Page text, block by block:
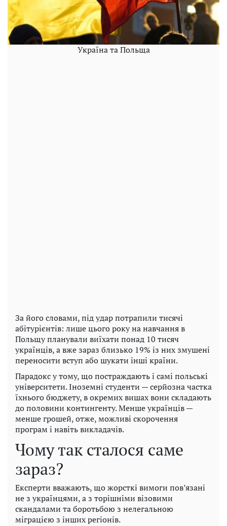
Україна та Польща
За його словами, під удар потрапили тисячі
абітурієнтів: лише цього року на навчання в
Польщу планували виїхати понад 10 тисяч
українців, а вже зараз близько 19% із них змушені
переносити вступ або шукати інші країни.
Парадокс у тому, що постраждають і самі польські
університети. Іноземні студенти — серйозна частка
їхнього бюджету, в окремих вишах вони складають
до половини контингенту. Менше українців —
менше грошей, отже, можливі скорочення
програм і навіть викладачів.
Чому так сталося саме
зараз?
Експерти вважають, що жорсткі вимоги пов’язані
не з українцями, а з торішніми візовими
скандалами та боротьбою з нелегальною
міграцією з інших регіонів.